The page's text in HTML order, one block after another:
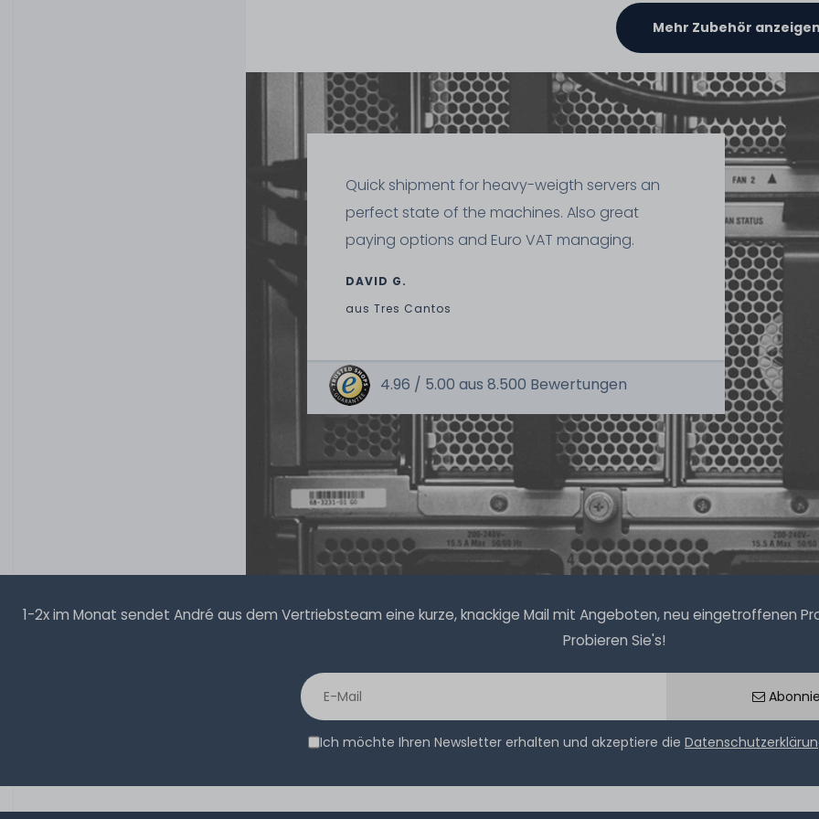
Mehr Zubehör
Quick shipment for heavy-weigth servers an
perfect state of the machines. Also great
paying options and Euro VAT managing.
DAVID G.
aus Tres Cantos
4.96 / 5.00 aus 8.500 Bewertungen
1-2x im Monat sendet André aus dem Vertriebsteam eine kurze, knackige Mail mit Angeboten, neu eingetroffenen
Probieren Sie's!
Ich möchte Ihren Newsletter erhalten und akzeptiere die